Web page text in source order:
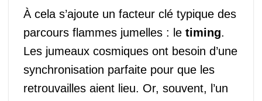
À cela s’ajoute un facteur clé typique des
parcours flammes jumelles : le timing.
Les jumeaux cosmiques ont besoin d’une
synchronisation parfaite pour que les
retrouvailles aient lieu. Or, souvent, l’un